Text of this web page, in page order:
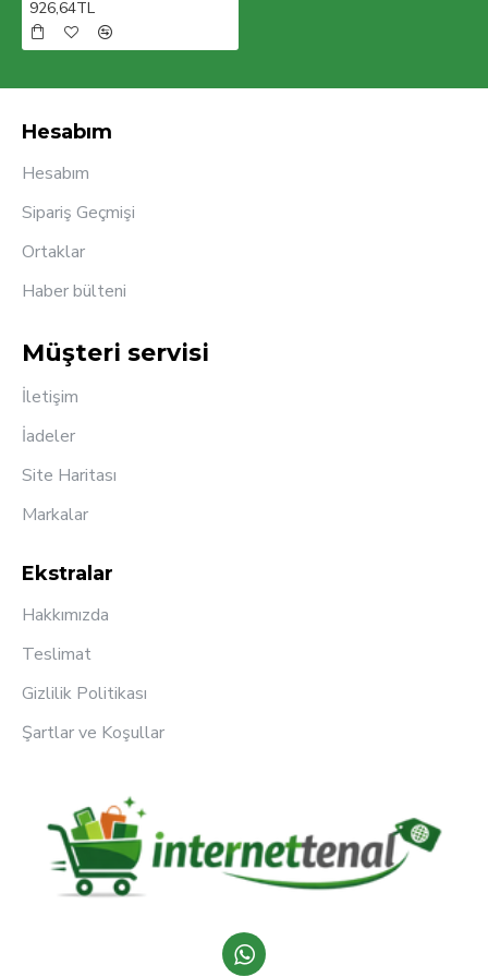
926,64TL
Hesabım
Hesabım
Sipariş Geçmişi
Ortaklar
Haber bülteni
Müşteri servisi
İletişim
İadeler
Site Haritası
Markalar
Ekstralar
Hakkımızda
Teslimat
Gizlilik Politikası
Şartlar ve Koşullar